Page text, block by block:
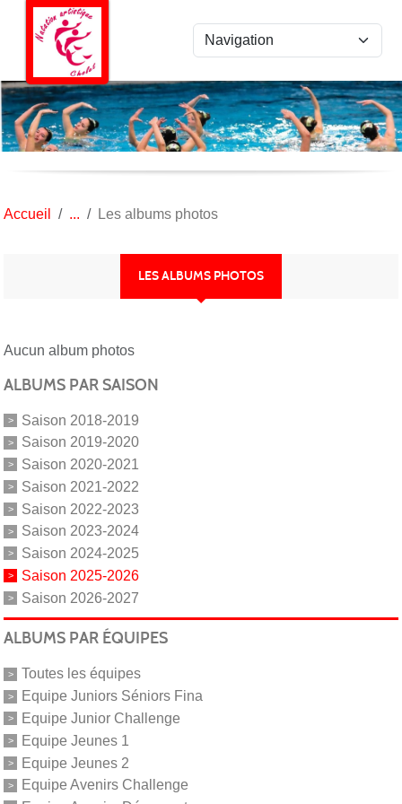
Accueil Les albums photos
LES ALBUMS PHOTOS
Aucun album photos
ALBUMS PAR SAISON
Saison 2018-2019
Saison 2019-2020
Saison 2020-2021
Saison 2021-2022
Saison 2022-2023
Saison 2023-2024
Saison 2024-2025
Saison 2025-2026
Saison 2026-2027
ALBUMS PAR ÉQUIPES
Toutes les équipes
Equipe Juniors Séniors Fina
Equipe Junior Challenge
Equipe Jeunes 1
Equipe Jeunes 2
Equipe Avenirs Challenge
Panneau de gestion des cookies